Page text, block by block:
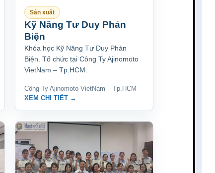
Sản xuất
Kỹ Năng Tư Duy Phản
Biện
Khóa học Kỹ Năng Tư Duy Phản
Biện. Tổ chức tại Công Ty Ajinomoto
VietNam – Tp.HCM.
Công Ty Ajinomoto VietNam – Tp.HCM
XEM CHI TIẾT →